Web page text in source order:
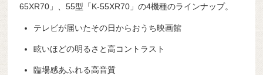
65XR70」、55型「K-55XR70」の4機種のラインナップ。
テレビが届いたその日からおうち映画館
眩いほどの明るさと高コントラスト
臨場感あふれる高音質